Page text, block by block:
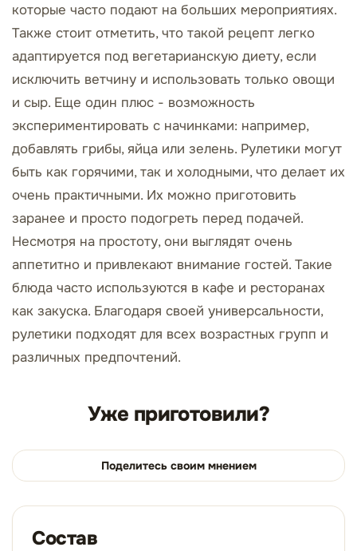
которые часто подают на больших мероприятиях.
Также стоит отметить, что такой рецепт легко
адаптируется под вегетарианскую диету, если
исключить ветчину и использовать только овощи
и сыр. Еще один плюс - возможность
экспериментировать с начинками: например,
добавлять грибы, яйца или зелень. Рулетики могут
быть как горячими, так и холодными, что делает их
очень практичными. Их можно приготовить
заранее и просто подогреть перед подачей.
Несмотря на простоту, они выглядят очень
аппетитно и привлекают внимание гостей. Такие
блюда часто используются в кафе и ресторанах
как закуска. Благодаря своей универсальности,
рулетики подходят для всех возрастных групп и
различных предпочтений.
Уже приготовили?
Поделитесь своим мнением
Состав